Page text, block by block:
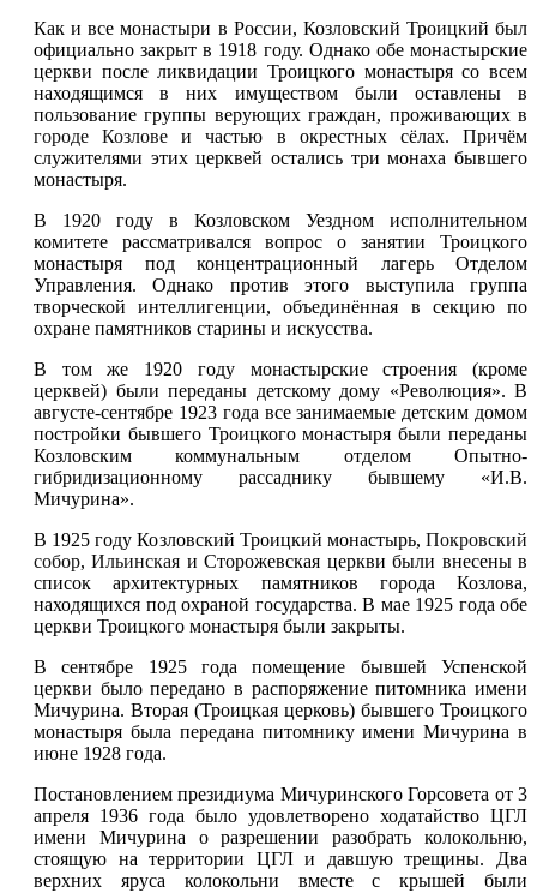
Как и все монастыри в России, Козловский Троицкий был
официально закрыт в 1918 году. Однако обе монастырские
церкви после ликвидации Троицкого монастыря со всем
находящимся в них имуществом были оставлены в
пользование группы верующих граждан, проживающих в
городе Козлове и частью в окрестных сёлах. Причём
служителями этих церквей остались три монаха бывшего
монастыря.
В 1920 году в Козловском Уездном исполнительном
комитете рассматривался вопрос о занятии Троицкого
монастыря под концентрационный лагерь Отделом
Управления. Однако против этого выступила группа
творческой интеллигенции, объединённая в секцию по
охране памятников старины и искусства.
В том же 1920 году монастырские строения (кроме
церквей) были переданы детскому дому «Революция». В
августе-сентябре 1923 года все занимаемые детским домом
постройки бывшего Троицкого монастыря были переданы
Козловским коммунальным отделом Опытно-
гибридизационному рассаднику бывшему «И.В.
Мичурина».
В 1925 году Козловский Троицкий монастырь, Покровский
собор,Ильинская и Сторожевская церкви были внесены в
список архитектурных памятников города Козлова,
находящихся под охраной государства. В мае 1925 года обе
церкви Троицкого монастыря были закрыты.
В сентябре 1925 года помещение бывшей Успенской
церкви было передано в распоряжение питомника имени
Мичурина. Вторая (Троицкая церковь) бывшего Троицкого
монастыря была передана питомнику имени Мичурина в
июне 1928 года.
Постановлением президиума Мичуринского Горсовета от 3
апреля 1936 года было удовлетворено ходатайство ЦГЛ
имени Мичурина о разрешении разобрать колокольню,
стоящую на территории ЦГЛ и давшую трещины. Два
верхних яруса колокольни вместе с крышей были